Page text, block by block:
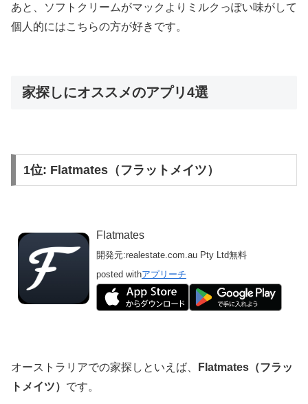
あと、ソフトクリームがマックよりミルクっぽい味がして
個人的にはこちらの方が好きです。
家探しにオススメのアプリ4選
1位: Flatmates（フラットメイツ）
Flatmates
開発元:realestate.com.au Pty Ltd無料
posted withアプリーチ
オーストラリアでの家探しといえば、
Flatmates（フラッ
トメイツ） です。